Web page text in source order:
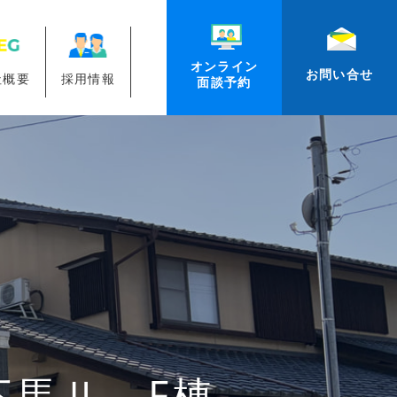
概要 採用情報
オンライン
面談予約
お問い合せ